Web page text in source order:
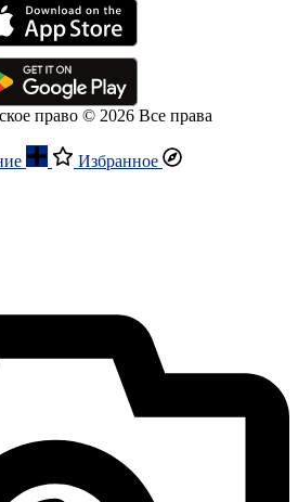
право © 2026 Все права
Избранное